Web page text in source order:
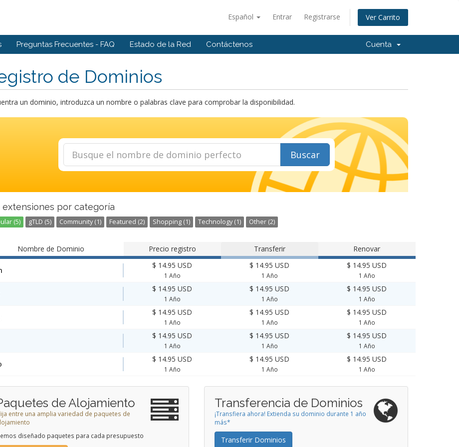
Español Entrar Registrarse Ver Carrito
Preguntas Frecuentes - FAQ Estado de la Red Contáctenos Cuenta
de Dominios
un dominio, introduzca un nombre o palabras clave para comprobar la disponibilidad.
Buscar
extensiones por categoría
(5) gTLD (5) Community (1) Featured (2) Shopping (1) Technology (1) Other (2)
Nombre de Dominio Precio registro Transferir Renovar
$ 14.95 USD
1 Año
$ 14.95 USD
1 Año
$ 14.95 USD
1 Año
$ 14.95 USD
1 Año
$ 14.95 USD
1 Año
$ 14.95 USD
1 Año
$ 14.95 USD
1 Año
$ 14.95 USD
1 Año
$ 14.95 USD
1 Año
$ 14.95 USD
1 Año
$ 14.95 USD
1 Año
$ 14.95 USD
1 Año
$ 14.95 USD
1 Año
$ 14.95 USD
1 Año
$ 14.95 USD
1 Año
de Alojamiento
entre una amplia variedad de paquetes de
diseñado paquetes para cada presupuesto
Transferencia de Dominios
¡Transfiera ahora! Extienda su dominio durante 1 año
más*
Transferir Dominios